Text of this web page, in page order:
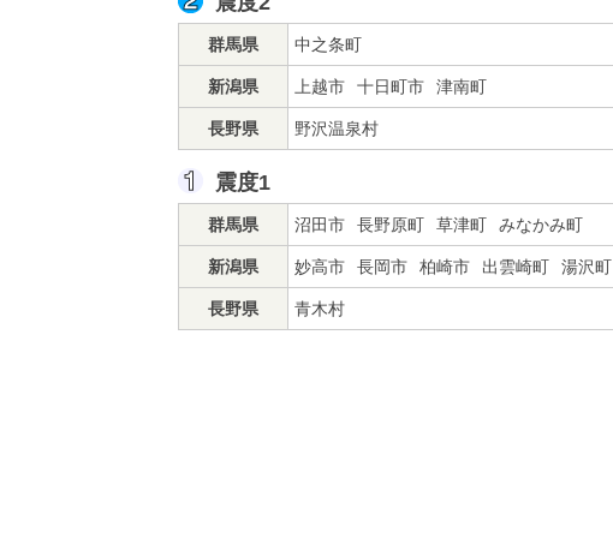
群馬県 中之条町
新潟県 上越市 十日町市 津南町
長野県 野沢温泉村
震度1
群馬県 沼田市 長野原町 草津町 みなかみ町
新潟県 妙高市 長岡市 柏崎市 出雲崎町 湯沢町
長野県 青木村